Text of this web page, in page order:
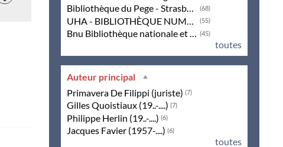
Bibliothèque du Pege - Strasbourg (68)
(55)
Bnu Bibliothèque nationale et universitaire - Strasbourg (45)
toutes
Auteur principal
Primavera De Filippi (juriste) (7)
Gilles Quoistiaux (19..-....) (7)
Philippe Herlin (19..-....) (6)
Jacques Favier (1957-....) (6)
toutes